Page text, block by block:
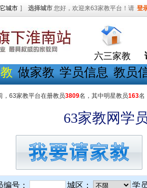
城市 ] 选择城市 您好，欢迎来63家教平台！请 登
六三家教
做家教 学员信息 教员
，63家教平台在册教员3809名，其中明星教员163名
63家教网学
编号： 城区： 学